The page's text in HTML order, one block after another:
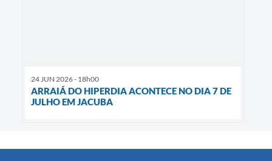
24 JUN 2026 - 18h00
ARRAIÁ DO HIPERDIA ACONTECE NO DIA 7 DE
JULHO EM JACUBA